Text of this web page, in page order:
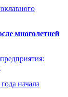
многолетней
начала